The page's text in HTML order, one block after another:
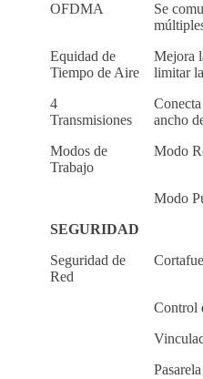
OFDMA
Se
Equidad de
Tiempo de Aire
Mejora
limitar
4
Transmisiones
ancho
Modos de
Trabajo
Modo
Modo
SEGURIDAD
Seguridad de
Red
Control